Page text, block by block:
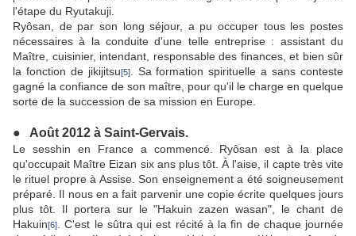
l'étape du Ryutakuji.
Ryôsan, de par son long séjour, a pu occuper tous les postes
nécessaires à la conduite d'une telle entreprise : assistant du
Maître, cuisinier, intendant, responsable des finances, et bien sûr
la fonction de jikijitsu[5]. Sa formation spirituelle a sans conteste
gagné la confiance de son maître, pour qu'il le charge en quelque
sorte de la succession de sa mission en Europe.
● Août 2012 à Saint-Gervais.
Le sesshin en France a commencé. Ryôsan est à la place
qu'occupait Maître Eizan six ans plus tôt. À l'aise, il capte très vite
le rituel propre à Assise. Son enseignement a été soigneusement
préparé. Il nous en a fait parvenir une copie écrite quelques jours
plus tôt. Il portera sur le "Hakuin zazen wasan", le chant de
Hakuin[6]
. C'est le sûtra qui est récité à la fin de chaque journée